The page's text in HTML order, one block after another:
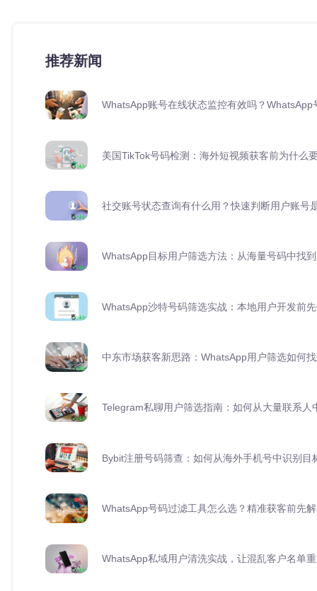
推荐新闻
WhatsApp账号在线状态监控有效吗？
美国TikTok号码检测：海外短视频获客前为什么
社交账号状态查询有什么用？快速判断用户账号
WhatsApp目标用户筛选方法：从海量号码中找
WhatsApp沙特号码筛选实战：本地用户开发前
中东市场获客新思路：WhatsApp用户筛选如何
Telegram私聊用户筛选指南：如何从大量联系人
Bybit注册号码筛查：如何从海外手机号中识别目
WhatsApp号码过滤工具怎么选？精准获客前先
WhatsApp私域用户清洗实战，让混乱客户名单